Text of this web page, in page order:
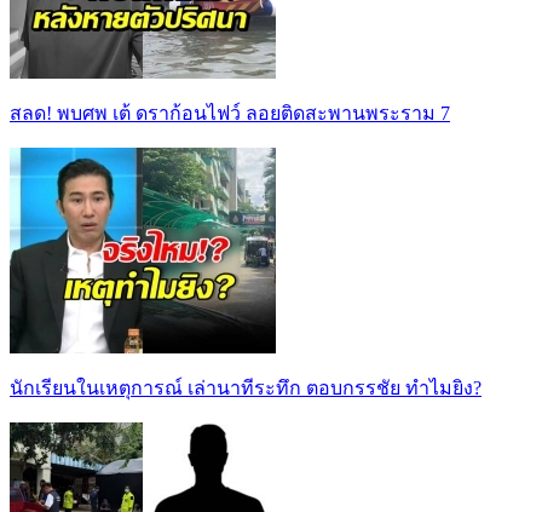
สลด! พบศพ เต้ ดราก้อนไฟว์ ลอยติดสะพานพระราม 7
นักเรียนในเหตุการณ์ เล่านาทีระทึก ตอบกรรชัย ทำไมยิง?